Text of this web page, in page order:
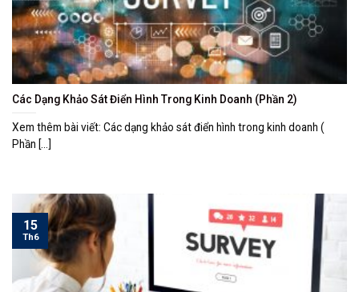
Các Dạng Khảo Sát Điển Hình Trong Kinh Doanh (Phần 2)
Xem thêm bài viết: Các dạng khảo sát điển hình trong kinh doanh (
Phần [...]
15
Th6